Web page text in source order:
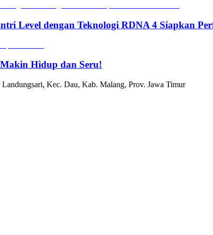
Level dengan Teknologi RDNA 4 Siapkan
Hidup dan Seru!
Kec. Dau, Kab. Malang, Prov. Jawa Timur